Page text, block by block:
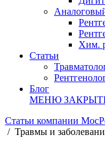
Хим.
Статьи
Блог
МЕНЮ
Статьи компании
/ Травмы и